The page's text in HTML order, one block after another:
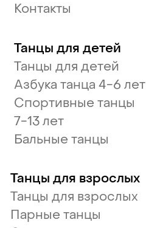
Контакты
Танцы для детей
Танцы для детей
Азбука танца 4-6 лет
Спортивные танцы
7-13 лет
Бальные танцы
Танцы для взрослых
Танцы для взрослых
Парные танцы